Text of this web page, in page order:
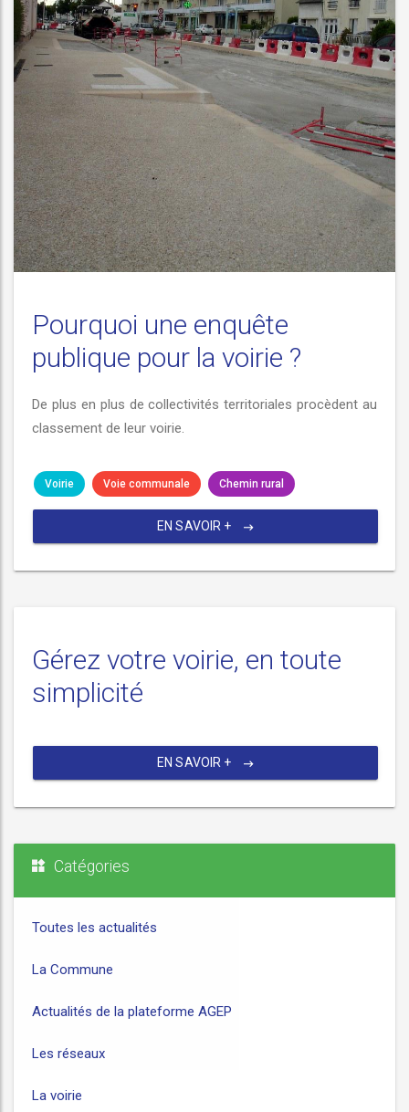
Pourquoi une enquête
publique pour la voirie ?
De plus en plus de collectivités territoriales procèdent au
classement de leur voirie.
Voirie Voie communale Chemin rural
EN SAVOIR +
Gérez votre voirie, en toute
simplicité
EN SAVOIR +
Catégories
Toutes les actualités
La Commune
Actualités de la plateforme AGEP
Les réseaux
La voirie